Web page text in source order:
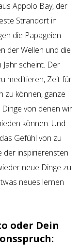
Appolo Bay, der
Strandort in
die Papageien
der Wellen und die
scheint. Der
meditieren, Zeit für
zu können, ganze
von denen wir
können. Und
Gefühl von zu
der inspirierensten
neue Dinge zu
neues lernen
oder Dein